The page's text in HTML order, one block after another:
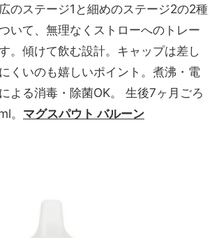
のステージ1と細めのステージ2の2種
いて、無理なくストローへのトレー
。傾けて飲む設計。キャップは差し
くいのも嬉しいポイント。煮沸・電
よる消毒・除菌OK。 生後7ヶ月ごろ
。 マグスパウト バルーン